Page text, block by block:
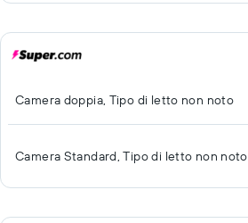
Camera doppia, Tipo di letto non noto
Camera Standard, Tipo di letto non noto